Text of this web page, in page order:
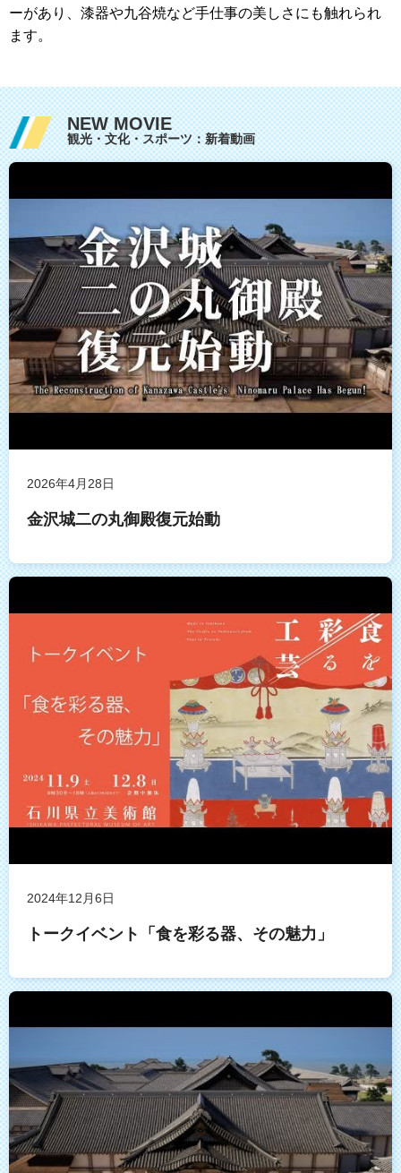
ーがあり、漆器や九谷焼など手仕事の美しさにも触れられ
ます。
NEW MOVIE
観光・文化・スポーツ：新着動画
2026年4月28日
金沢城二の丸御殿復元始動
2024年12月6日
トークイベント「食を彩る器、その魅力」